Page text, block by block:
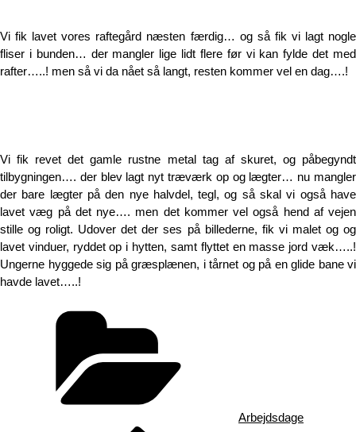
Vi fik lavet vores raftegård næsten færdig… og så fik vi lagt nogle
fliser i bunden… der mangler lige lidt flere før vi kan fylde det med
rafter…..! men så vi da nået så langt, resten kommer vel en dag….!
Vi fik revet det gamle rustne metal tag af skuret, og påbegyndt
tilbygningen…. der blev lagt nyt træværk op og lægter… nu mangler
der bare lægter på den nye halvdel, tegl, og så skal vi også have
lavet væg på det nye…. men det kommer vel også hend af vejen
stille og roligt. Udover det der ses på billederne, fik vi malet og og
lavet vinduer, ryddet op i hytten, samt flyttet en masse jord væk…..!
Ungerne hyggede sig på græsplænen, i tårnet og på en glide bane vi
havde lavet…..!
Arbejdsdage